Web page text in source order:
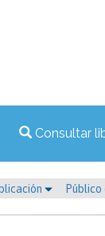
Consultar